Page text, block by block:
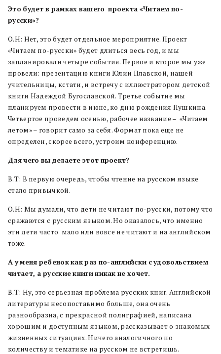
Это будет в рамках вашего проекта «Читаем по-
русски»?
О.Н: Нет, это будет отдельное мероприятие. Проект
«Читаем по-русски» будет длиться весь год, и мы
запланировали четыре события. Первое и второе мы уже
провели: презентацию книги Юлии Плавской, нашей
учительницы, кстати, и встречу с иллюстратором детской
книги Надеждой Бугославской. Третье событие мы
планируем провести в июне, ко дню рождения Пушкина.
Четвертое проведем осенью, рабочее название – «Читаем
летом» – говорит само за себя. Формат пока еще не
определен, скорее всего, устроим конференцию.
Длячего вы делаете этот проект?
В.Т: В первую очередь, чтобы чтение на русском языке
стало привычкой.
О.Н: Мы думали, что дети не читают по-русски, потому что
сражаются с русским языком. Но оказалось, что именно
эти дети часто мало или вовсе не читают и на английском
тоже.
А уменя ребеноккакраз по-английски судовольствием
читает, а русскиекнигиникак не хочет.
В.Т: Ну, это серьезная проблема русских книг. Английской
литературы несопоставимо больше, она очень
разнообразна, с прекрасной полиграфией, написана
хорошим и доступным языком, рассказывает о знакомых
жизненных ситуациях. Ничего аналогичного по
количеству и тематике на русском не встретишь.